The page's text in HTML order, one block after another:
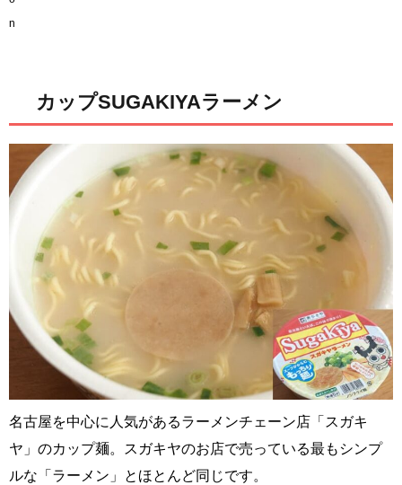
カップSUGAKIYAラーメン
名古屋を中心に人気があるラーメンチェーン店「スガキ
ヤ」のカップ麺。スガキヤのお店で売っている最もシンプ
ルな「ラーメン」とほとんど同じです。